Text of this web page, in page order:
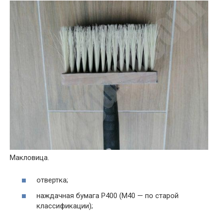
Макловица.
отвертка;
наждачная бумага Р400 (М40 — по старой
классификации);